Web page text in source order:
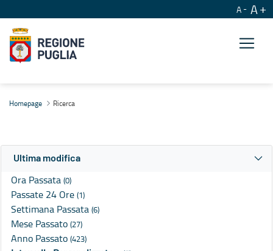
A A
Homepage Ricerca
Ultima modifica
Ora Passata (0)
Passate 24 Ore (1)
Settimana Passata (6)
Mese Passato (27)
Anno Passato (423)